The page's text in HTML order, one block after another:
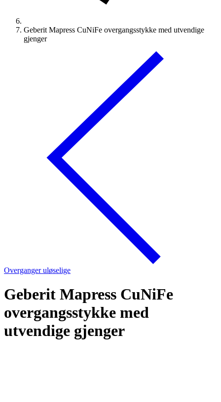
Geberit Mapress CuNiFe overgangsstykke med utvendige
gjenger
Overganger uløselige
Geberit Mapress CuNiFe
overgangsstykke med
utvendige gjenger